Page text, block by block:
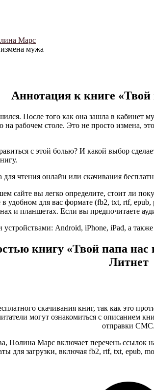
Марс
мужа
Аннотация к книге «Твой
После того как она зашла в кабинет
рабочем столе. Это не просто измена,
с этой болью? И какой выбор
чтения онлайн или скачивания
сайте вы легко определите, стоит ли
удобном для вас формате (fb2, txt, rtf,
и планшетах. Если вы предпочитаете
Android, iPhone, iPad, а
книгу «Твой папа
Литнет
скачивания книг, так как это
могут ознакомиться с описанием
отправки СМС.
Полина Марс включает перечень
для загрузки, включая fb2, rtf, txt,